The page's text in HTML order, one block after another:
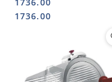
Cena:
Cena:
1736.00